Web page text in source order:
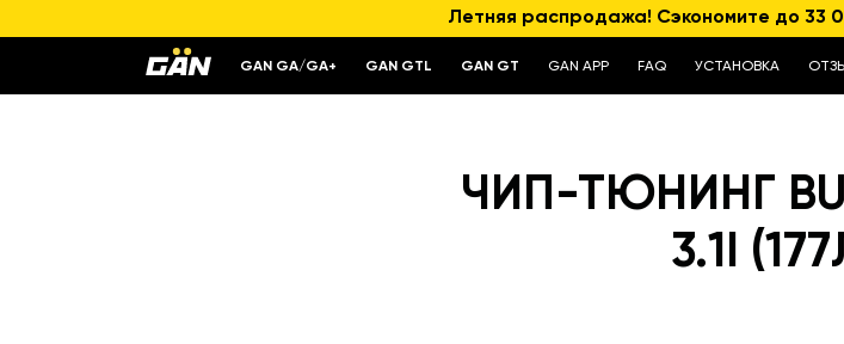
Летняя распродажа! Сэкономите до 33
GAN GA/GA+ GAN GTL GAN GT GAN APP FAQ УСТАНОВКА
ЧИП-ТЮНИНГ
3.1I